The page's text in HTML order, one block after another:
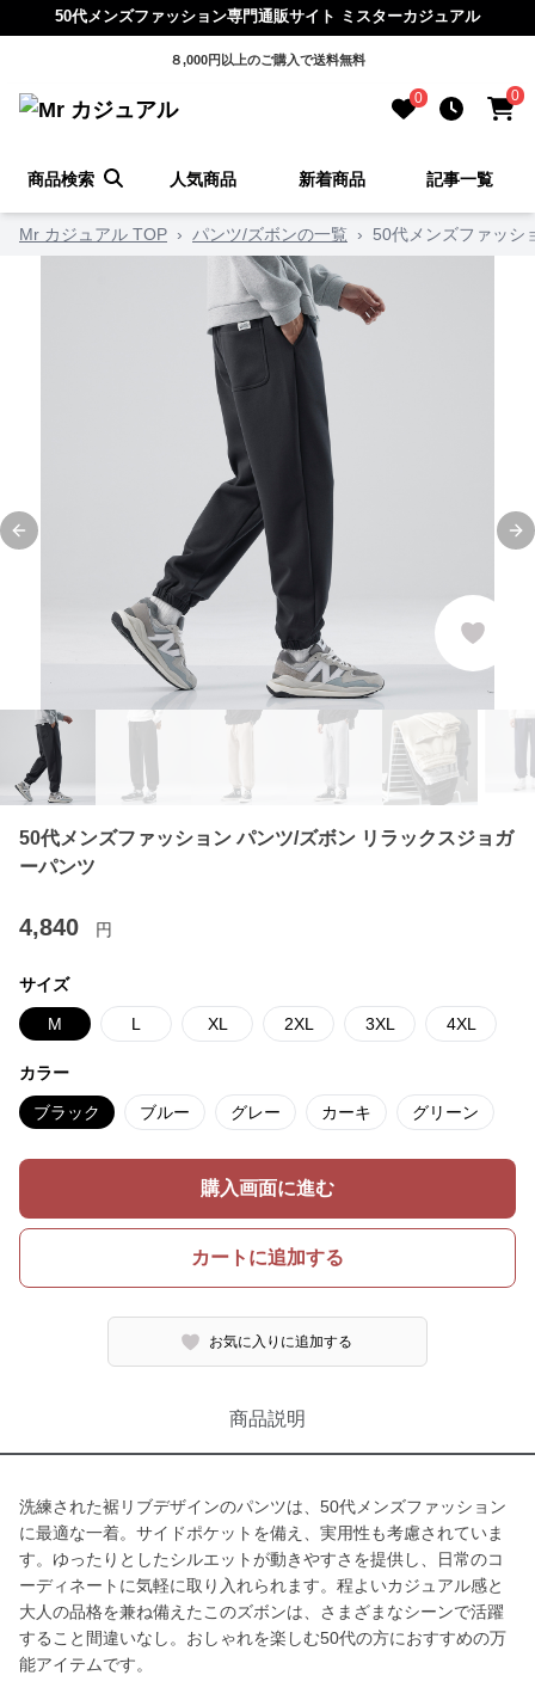
50代メンズファッション専門通販サイト ミスターカジュアル
８,000円以上のご購入で送料無料
0 0
商品検索 人気商品 新着商品 記事一覧
Mr カジュアル TOP › パンツ/ズボンの一覧 › 50代メンズファッシ
Previous slide
50代メンズファッション パンツ/ズボン リラックスジョガ
ーパンツ
4,840 円
サイズ
M L XL 2XL 3XL 4XL
カラー
ブラック ブルー グレー カーキ グリーン
購入画面に進む
カートに追加する
お気に入りに追加する
商品説明
洗練された裾リブデザインのパンツは、50代メンズファッション
に最適な一着。サイドポケットを備え、実用性も考慮されていま
す。ゆったりとしたシルエットが動きやすさを提供し、日常のコ
ーディネートに気軽に取り入れられます。程よいカジュアル感と
大人の品格を兼ね備えたこのズボンは、さまざまなシーンで活躍
すること間違いなし。おしゃれを楽しむ50代の方におすすめの万
能アイテムです。